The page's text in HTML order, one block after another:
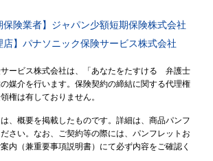
保険業者】ジャパン少額短期保険株式会社
店】パナソニック保険サービス株式会社
ービス株式会社は、「あなたをたすける 弁護士
媒介を行います。保険契約の締結に関する代理権
権は有しておりません。
、概要を掲載したものです。詳細は、商品パンフ
さい。なお、ご契約等の際には、パンフレットお
内（兼重要事項説明書）にて必ず内容をご確認く